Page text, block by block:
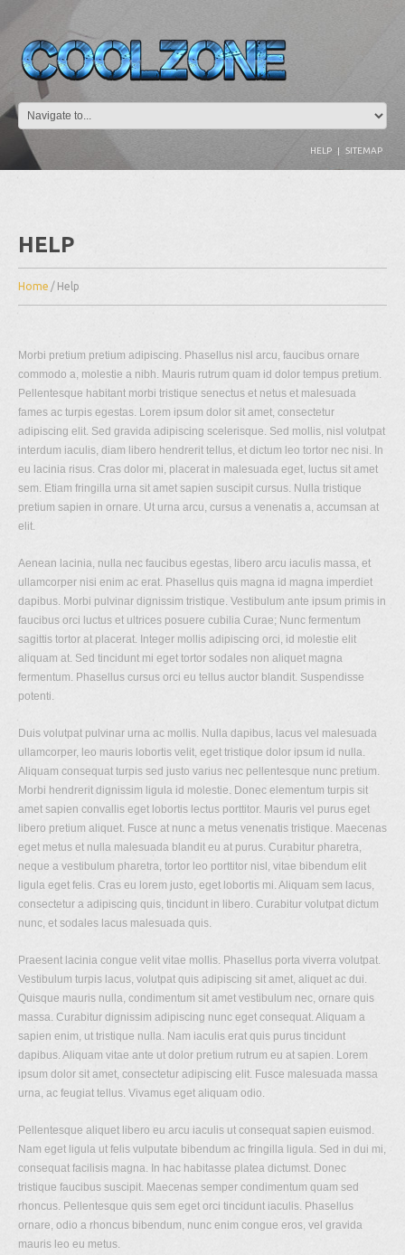
HELP | SITEMAP
HELP
Home / Help
Morbi pretium pretium adipiscing. Phasellus nisl arcu, faucibus ornare
commodo a, molestie a nibh. Mauris rutrum quam id dolor tempus pretium.
Pellentesque habitant morbi tristique senectus et netus et malesuada
fames ac turpis egestas. Lorem ipsum dolor sit amet, consectetur
adipiscing elit. Sed gravida adipiscing scelerisque. Sed mollis, nisl volutpat
interdum iaculis, diam libero hendrerit tellus, et dictum leo tortor nec nisi. In
eu lacinia risus. Cras dolor mi, placerat in malesuada eget, luctus sit amet
sem. Etiam fringilla urna sit amet sapien suscipit cursus. Nulla tristique
pretium sapien in ornare. Ut urna arcu, cursus a venenatis a, accumsan at
elit.
Aenean lacinia, nulla nec faucibus egestas, libero arcu iaculis massa, et
ullamcorper nisi enim ac erat. Phasellus quis magna id magna imperdiet
dapibus. Morbi pulvinar dignissim tristique. Vestibulum ante ipsum primis in
faucibus orci luctus et ultrices posuere cubilia Curae; Nunc fermentum
sagittis tortor at placerat. Integer mollis adipiscing orci, id molestie elit
aliquam at. Sed tincidunt mi eget tortor sodales non aliquet magna
fermentum. Phasellus cursus orci eu tellus auctor blandit. Suspendisse
potenti.
Duis volutpat pulvinar urna ac mollis. Nulla dapibus, lacus vel malesuada
ullamcorper, leo mauris lobortis velit, eget tristique dolor ipsum id nulla.
Aliquam consequat turpis sed justo varius nec pellentesque nunc pretium.
Morbi hendrerit dignissim ligula id molestie. Donec elementum turpis sit
amet sapien convallis eget lobortis lectus porttitor. Mauris vel purus eget
libero pretium aliquet. Fusce at nunc a metus venenatis tristique. Maecenas
eget metus et nulla malesuada blandit eu at purus. Curabitur pharetra,
neque a vestibulum pharetra, tortor leo porttitor nisl, vitae bibendum elit
ligula eget felis. Cras eu lorem justo, eget lobortis mi. Aliquam sem lacus,
consectetur a adipiscing quis, tincidunt in libero. Curabitur volutpat dictum
nunc, et sodales lacus malesuada quis.
Praesent lacinia congue velit vitae mollis. Phasellus porta viverra volutpat.
Vestibulum turpis lacus, volutpat quis adipiscing sit amet, aliquet ac dui.
Quisque mauris nulla, condimentum sit amet vestibulum nec, ornare quis
massa. Curabitur dignissim adipiscing nunc eget consequat. Aliquam a
sapien enim, ut tristique nulla. Nam iaculis erat quis purus tincidunt
dapibus. Aliquam vitae ante ut dolor pretium rutrum eu at sapien. Lorem
ipsum dolor sit amet, consectetur adipiscing elit. Fusce malesuada massa
urna, ac feugiat tellus. Vivamus eget aliquam odio.
Pellentesque aliquet libero eu arcu iaculis ut consequat sapien euismod.
Nam eget ligula ut felis vulputate bibendum ac fringilla ligula. Sed in dui mi,
consequat facilisis magna. In hac habitasse platea dictumst. Donec
tristique faucibus suscipit. Maecenas semper condimentum quam sed
rhoncus. Pellentesque quis sem eget orci tincidunt iaculis. Phasellus
ornare, odio a rhoncus bibendum, nunc enim congue eros, vel gravida
mauris leo eu metus.